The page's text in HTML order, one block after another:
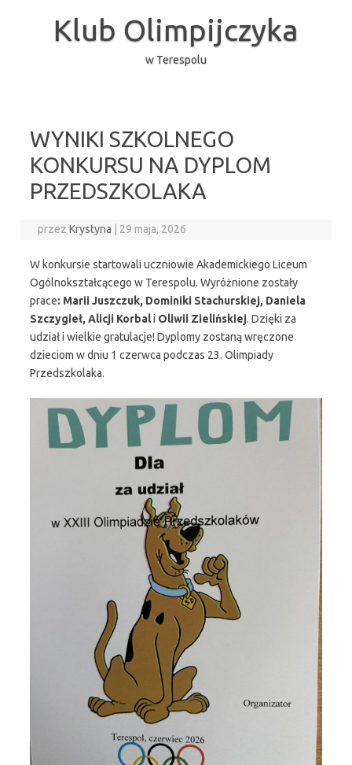
Klub Olimpijczyka
w Terespolu
WYNIKI SZKOLNEGO
KONKURSU NA DYPLOM
PRZEDSZKOLAKA
przezKrystyna 29 maja, 2026
W konkursie startowali uczniowie Akademickiego Liceum
Ogólnokształcącego w Terespolu. Wyróżnione zostały
prace: Marii Juszczuk, Dominiki Stachurskiej, Daniela
Szczygieł, Alicji Korbali Oliwii Zielińskiej. Dzięki za
udział i wielkie gratulacje! Dyplomy zostaną wręczone
dzieciom w dniu 1 czerwca podczas 23. Olimpiady
Przedszkolaka.